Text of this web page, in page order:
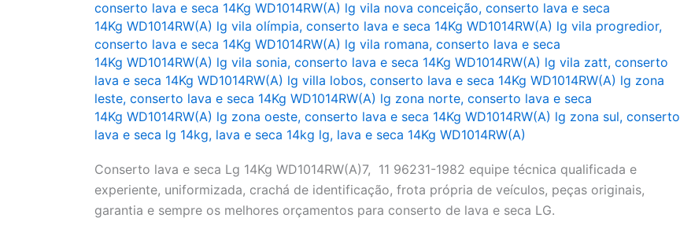
conserto lava e seca 14Kg WD1014RW(A) lg vila nova conceição, conserto lava e seca
14Kg WD1014RW(A) lg vila olímpia, conserto lava e seca 14Kg WD1014RW(A) lg vila progredior,
conserto lava e seca 14Kg WD1014RW(A) lg vila romana, conserto lava e seca
14Kg WD1014RW(A) lg vila sonia, conserto lava e seca 14Kg WD1014RW(A) lg vila zatt, conserto
lava e seca 14Kg WD1014RW(A) lg villa lobos, conserto lava e seca 14Kg WD1014RW(A) lg zona
leste, conserto lava e seca 14Kg WD1014RW(A) lg zona norte, conserto lava e seca
14Kg WD1014RW(A) lg zona oeste, conserto lava e seca 14Kg WD1014RW(A) lg zona sul, conserto
lava e seca lg 14kg, lava e seca 14kg lg, lava e seca 14Kg WD1014RW(A)
Conserto lava e seca Lg 14Kg WD1014RW(A)7, 11 96231-1982 equipe técnica qualificada e
experiente, uniformizada, crachá de identificação, frota própria de veículos, peças originais,
garantia e sempre os melhores orçamentos para conserto de lava e seca LG.